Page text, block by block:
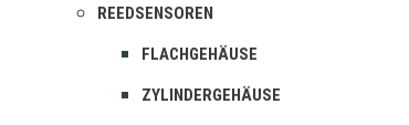
REEDSENSOREN
FLACHGEHÄUSE
ZYLINDERGEHÄUSE